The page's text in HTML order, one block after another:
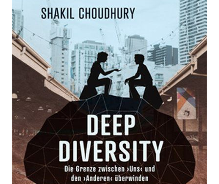
Deep Diversity
Zur Wunschliste hinzufügen
Die Grenze zwischen ›uns‹ und den ›Anderen‹
überwinden
Choudhury Ahakil
Verlag: Unrast 14.12.2017
232 Seiten
Paperback
ISBN: 978-3-89771-